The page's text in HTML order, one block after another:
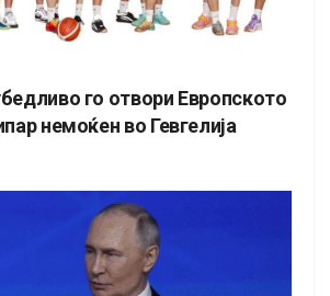
го отвори Европското
немоќен во Гевгелија